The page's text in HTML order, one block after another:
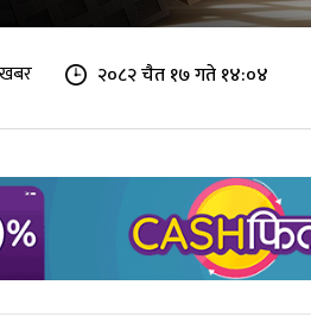
२०८२ चैत १७ गते १४:०४